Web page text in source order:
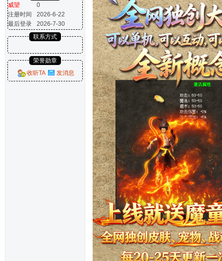
威望
0
注册时间
2026-6-22
最后登录
2026-7-30
联系方式
荣誉勋章
收听TA
发消息